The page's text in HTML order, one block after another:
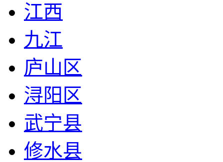
江西
九江
庐山区
浔阳区
武宁县
修水县